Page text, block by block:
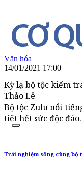
Văn hóa
14/01/2021 17:00
Kỳ lạ bộ tộc kiểm
Thảo Lê
Bộ tộc Zulu nổi
tiết hết sức độc đáo.
Trải nghiệm sống cùng bộ